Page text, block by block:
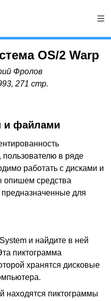
OS/2 Warp
Фролов
271 стр.
и файлами
в ряде
работать с дисками и
опишем средства
для
и найдите в ней
пиктограмма
хранятся дисковые
находятся пиктограммы